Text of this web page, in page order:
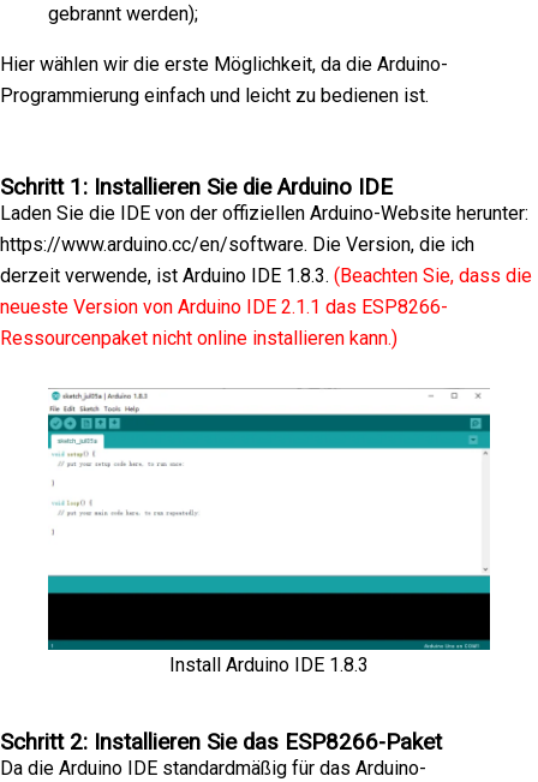
gebrannt werden);
Hier wählen wir die erste Möglichkeit, da die Arduino-
Programmierung einfach und leicht zu bedienen ist.
Schritt 1: Installieren Sie die Arduino IDE
Laden Sie die IDE von der offiziellen Arduino-Website herunter:
https://www.arduino.cc/en/software. Die Version, die ich
derzeit verwende, ist Arduino IDE 1.8.3. (Beachten Sie, dass die
neueste Version von Arduino IDE 2.1.1 das ESP8266-
Ressourcenpaket nicht online installieren kann.)
Install Arduino IDE 1.8.3
Schritt 2: Installieren Sie das ESP8266-Paket
Da die Arduino IDE standardmäßig für das Arduino-